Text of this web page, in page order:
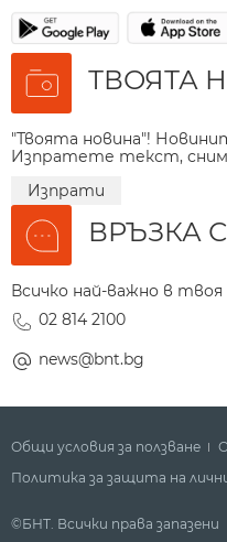
ТВОЯТА
"Твоята новина"!
Изпратете текст,
Изпрати
ВРЪЗКА
Всичко най-важно в
02 814 2100
news@bnt.bg
Общи условия за ползване
Политика за защита на
©БНТ. Всички права запазени